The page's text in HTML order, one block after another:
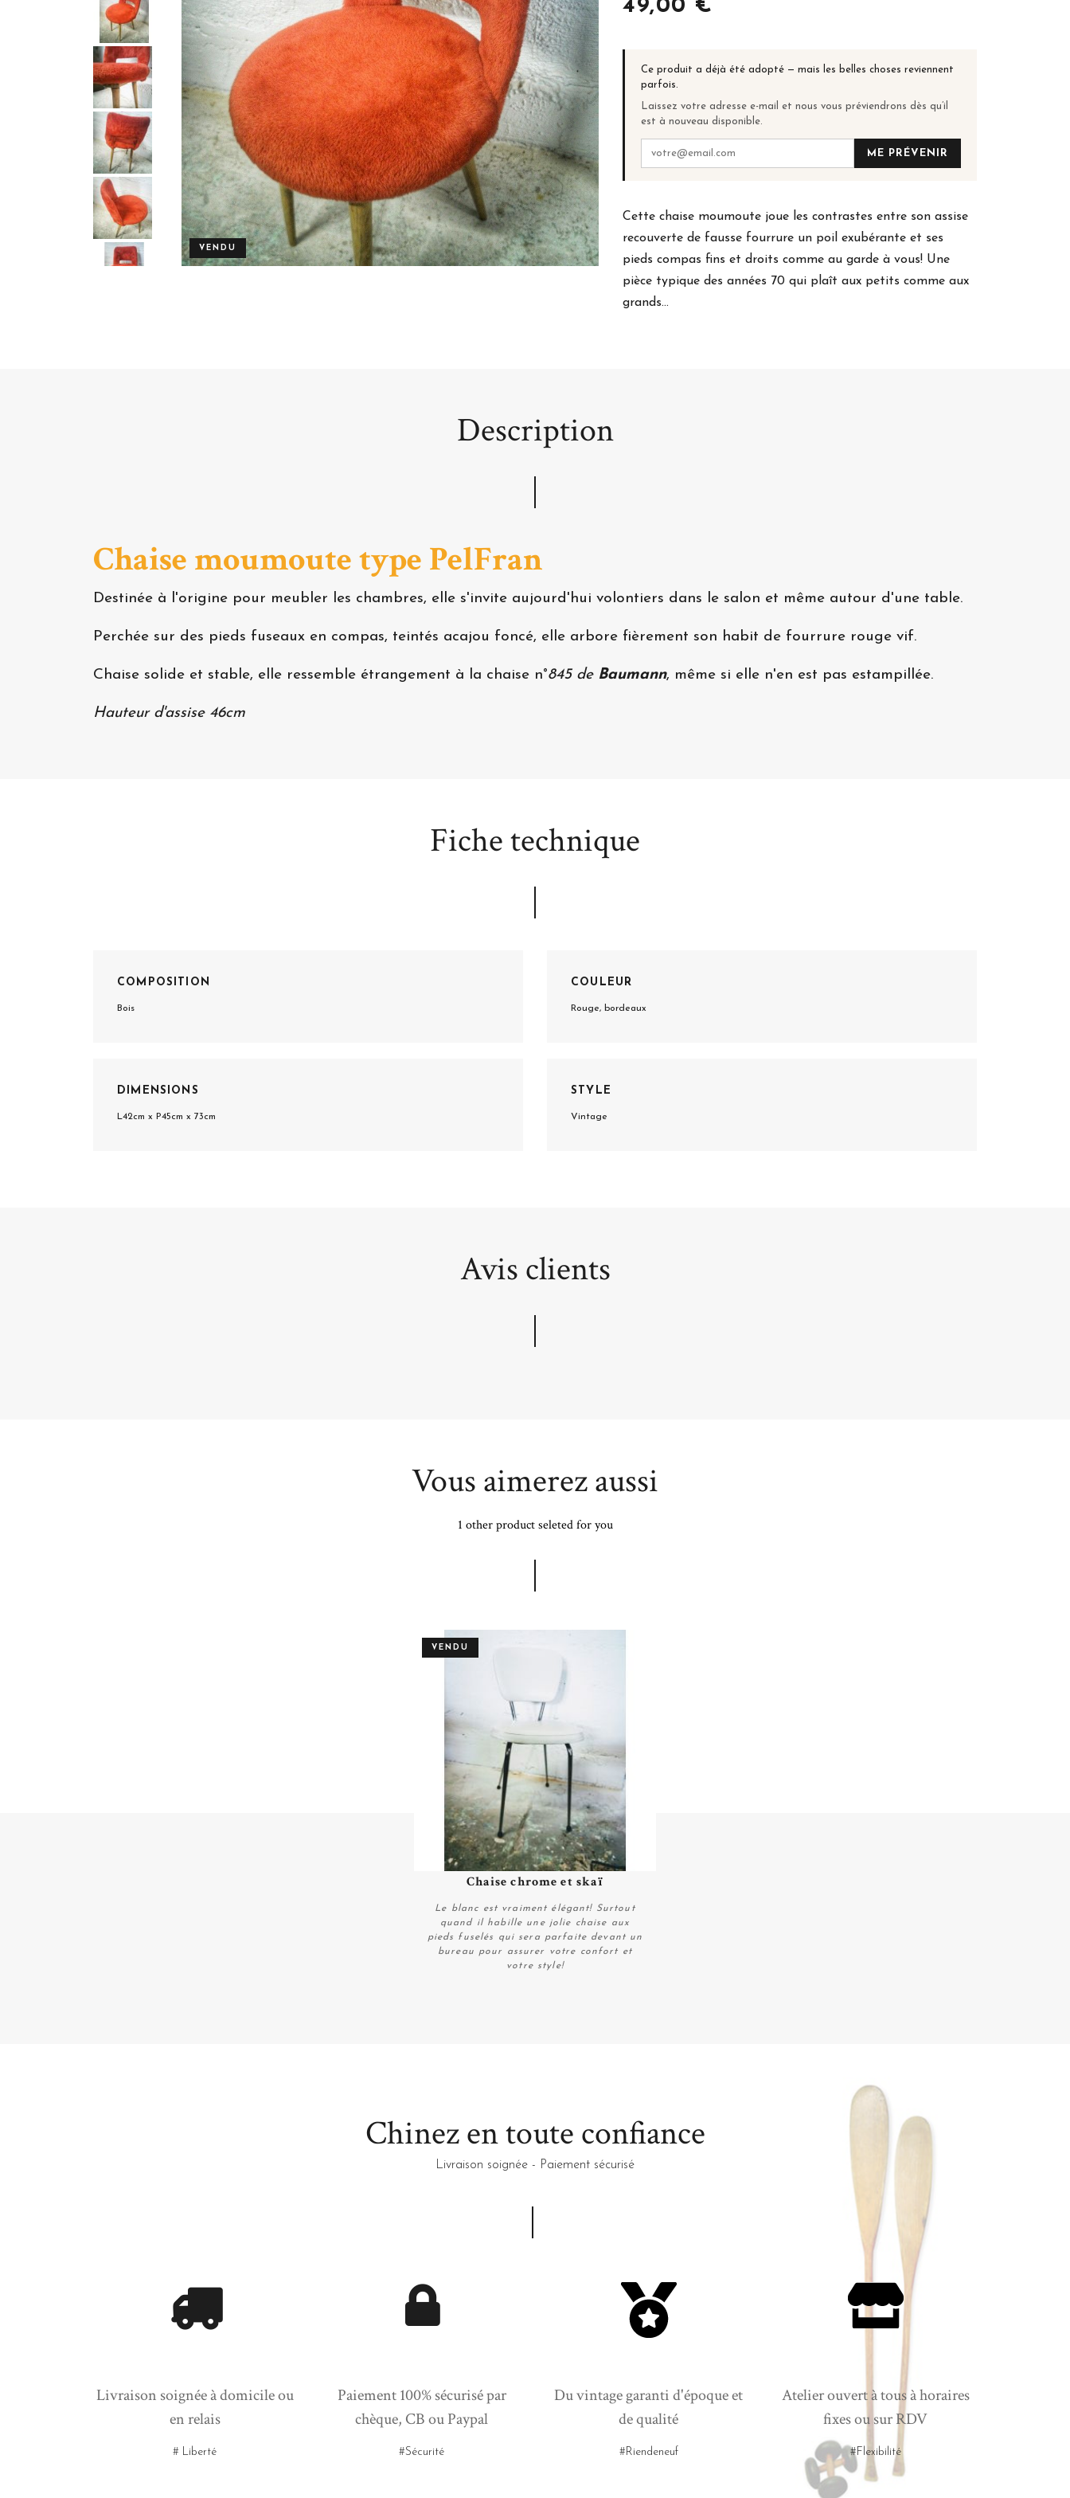
VENDU
49,00 €
Ce produit a déjà été adopté — mais les belles choses reviennent
parfois.
Laissez votre adresse e-mail et nous vous préviendrons dès qu’il
est à nouveau disponible.
ME PRÉVENIR
Cette chaise moumoute joue les contrastes entre son assise
recouverte de fausse fourrure un poil exubérante et ses
pieds compas fins et droits comme au garde à vous! Une
pièce typique des années 70 qui plaît aux petits comme aux
grands...
Description
Chaise moumoute type PelFran
Destinée à l'origine pour meubler les chambres, elle s'invite aujourd'hui volontiers dans le salon et même autour d'une table.
Perchée sur des pieds fuseaux en compas, teintés acajou foncé, elle arbore fièrement son habit de fourrure rouge vif.
Chaise solide et stable, elle ressemble étrangement à la chaise n°845 de Baumann, même si elle n'en est pas estampillée.
Hauteur d'assise 46cm
Fiche technique
COMPOSITION
Bois
COULEUR
Rouge, bordeaux
DIMENSIONS
L42cm x P45cm x 73cm
STYLE
Vintage
Avis clients
Vous aimerez aussi
1 other product seleted for you
Plus de détails
VENDU
Chaise chrome et skaï
Le blanc est vraiment élégant! Surtout
quand il habille une jolie chaise aux
pieds fuselés qui sera parfaite devant un
bureau pour assurer votre confort et
votre style!
Chinez en toute confiance
Livraison soignée - Paiement sécurisé
Livraison soignée à domicile ou
en relais
# Liberté
Paiement 100% sécurisé par
chèque, CB ou Paypal
#Sécurité
Du vintage garanti d'époque et
de qualité
#Riendeneuf
Atelier ouvert à tous à horaires
fixes ou sur RDV
#Flexibilité